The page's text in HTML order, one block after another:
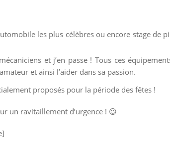
les plus célèbres ou encore stage de
et j’en passe ! Tous ces
et ainsi l’aider dans sa passion.
proposés pour la période des fêtes !
un ravitaillement d’urgence ! 😉